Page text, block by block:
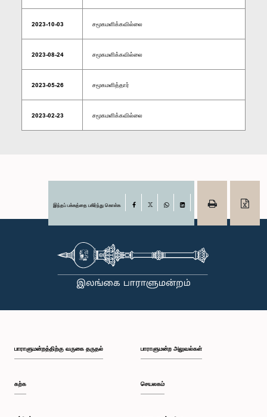
2023-10-03 சமூகமளிக்கவில்லை
2023-08-24 சமூகமளிக்கவில்லை
2023-05-26 சமூகமளித்தார்
2023-02-23 சமூகமளிக்கவில்லை
இந்தப் பக்கத்தை பகிர்ந்து கொள்க Facebook
பாராளுமன்றத்திற்கு வருகை தருதல்
கற்க
பாராளுமன்ற அலுவல்கள்
செயலகம்